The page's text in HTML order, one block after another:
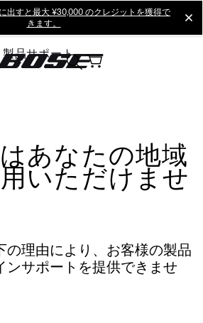
出すと最大 ¥30,000 のクレジットを獲得で
きます。
製品サポート
あなたの地域
いただけませ
の理由により、お客様の製品
ンサポートを提供できませ